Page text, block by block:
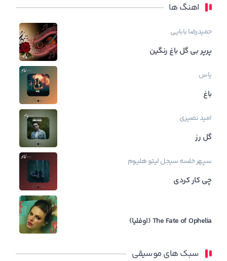
اهنگ ها
حمیدرضا بابایی
پرپر بی گل باغ رنگین
یاس
باغ
امید نصیری
گل رز
سپهر خلسهسیجللیتوهلیوم
چی کار کردی
The Fate of Ophelia (اوفلیا)
سبک های موسیقی